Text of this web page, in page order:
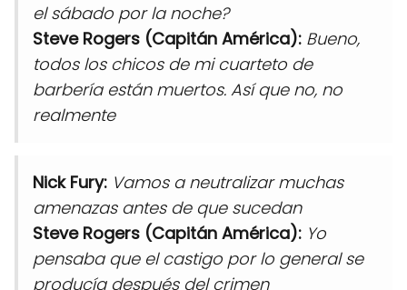
el sábado por la noche?
Steve Rogers (Capitán América): Bueno,
todos los chicos de mi cuarteto de
barbería están muertos. Así que no, no
realmente
Nick Fury: Vamos a neutralizar muchas
amenazas antes de que sucedan
Steve Rogers (Capitán América): Yo
pensaba que el castigo por lo general se
producía después del crimen